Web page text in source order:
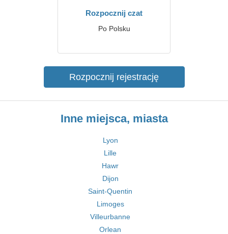
Rozpocznij czat
Po Polsku
Rozpocznij rejestrację
Inne miejsca, miasta
Lyon
Lille
Hawr
Dijon
Saint-Quentin
Limoges
Villeurbanne
Orlean